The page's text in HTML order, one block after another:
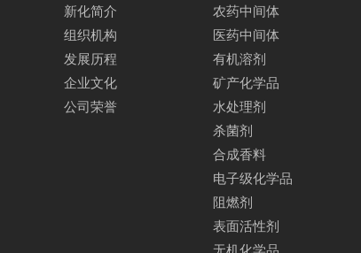
新化简介
组织机构
发展历程
企业文化
公司荣誉
农药中间体
医药中间体
有机溶剂
矿产化学品
水处理剂
杀菌剂
合成香料
电子级化学品
阻燃剂
表面活性剂